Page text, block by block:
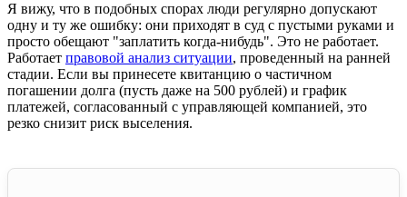
Я вижу, что в подобных спорах люди регулярно допускают
одну и ту же ошибку: они приходят в суд с пустыми руками и
просто обещают "заплатить когда-нибудь". Это не работает.
Работает правовой анализ ситуации, проведенный на ранней
стадии. Если вы принесете квитанцию о частичном
погашении долга (пусть даже на 500 рублей) и график
платежей, согласованный с управляющей компанией, это
резко снизит риск выселения.